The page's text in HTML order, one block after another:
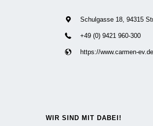
Schulgasse 18, 94315
+49 (0) 9421 960-300
https://www.carmen-ev.de
WIR SIND MIT DABEI!